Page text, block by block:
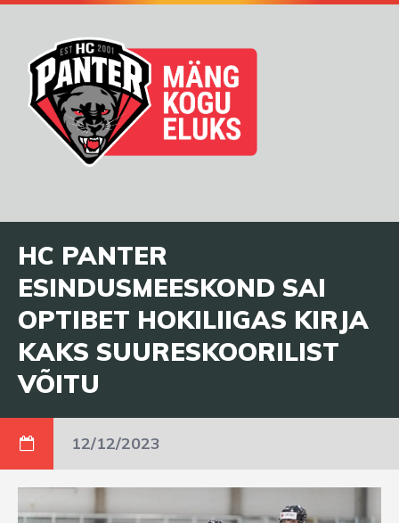
HC PANTER
ESINDUSMEESKOND SAI
OPTIBET HOKILIIGAS KIRJA
KAKS SUURESKOORILIST
VÕITU
12/12/2023